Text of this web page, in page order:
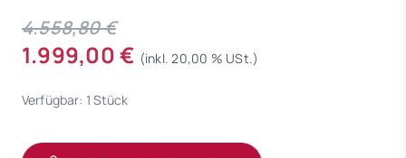
4.558,80 €
1.999,00 € (inkl. 20,00 % USt.)
Verfügbar: 1 Stück